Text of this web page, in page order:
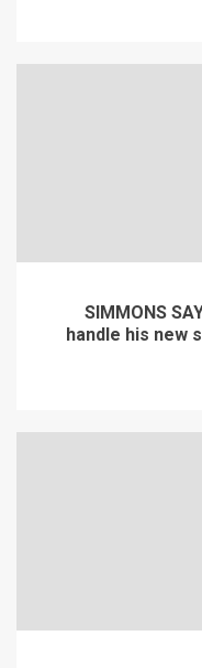
SIMMONS
handle his new